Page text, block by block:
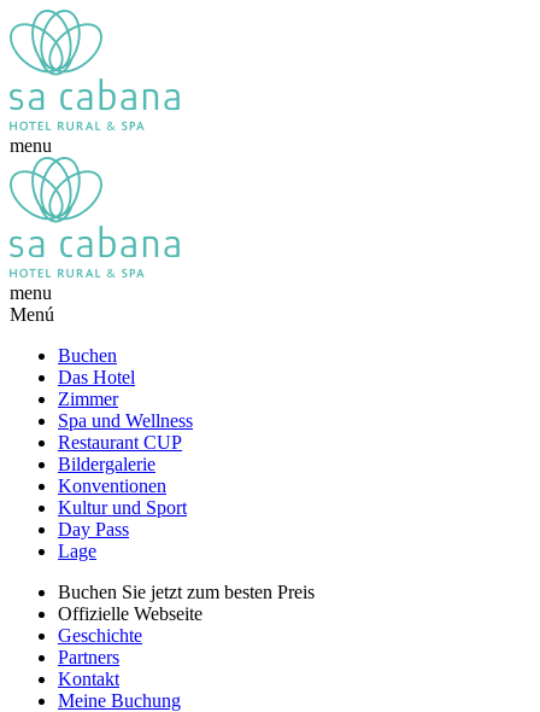
menu
menu
Menú
Buchen
Das Hotel
Zimmer
Spa und Wellness
Restaurant CUP
Bildergalerie
Konventionen
Kultur und Sport
Day Pass
Lage
Buchen Sie jetzt zum besten Preis
Offizielle Webseite
Geschichte
Partners
Kontakt
Meine Buchung